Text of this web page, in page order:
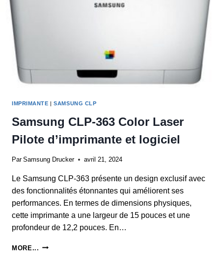
IMPRIMANTE |SAMSUNG CLP
Samsung CLP-363 Color Laser
Pilote d’imprimante et logiciel
Par Samsung Drucker avril 21, 2024
Le Samsung CLP-363 présente un design exclusif avec
des fonctionnalités étonnantes qui améliorent ses
performances. En termes de dimensions physiques,
cette imprimante a une largeur de 15 pouces et une
profondeur de 12,2 pouces. En…
MORE... SAMSUNG